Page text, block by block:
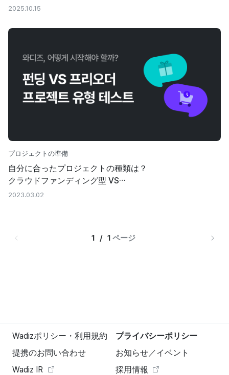
2025.10.15
プロジェクトの準備
自分に合ったプロジェクトの種類は？
クラウドファンディング型 VS
予約注文型のテストで確かめてみましょう！
2023.03.02
1   /   1 ページ
Wadizポリシー・利用規約
プライバシーポリシー
提携のお問い合わせ
お知らせ／イベント
Wadiz IR
採用情報